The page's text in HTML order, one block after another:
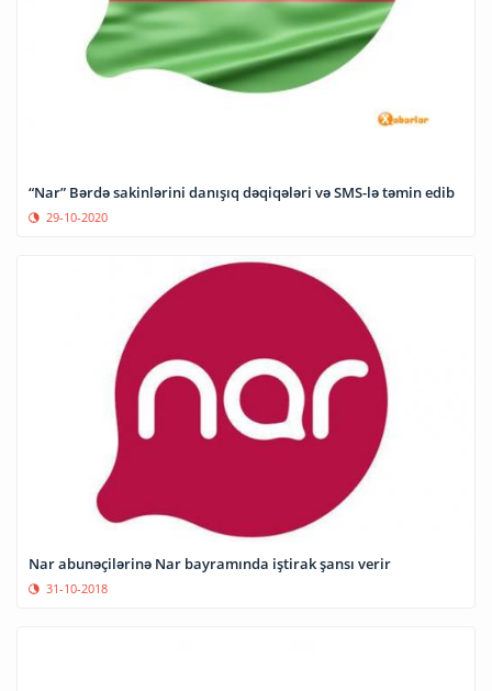
“Nar” Bərdə sakinlərini danışıq dəqiqələri və SMS-lə təmin edib
29-10-2020
Nar abunəçilərinə Nar bayramında iştirak şansı verir
31-10-2018